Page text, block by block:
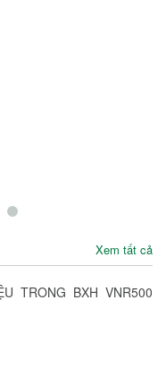
Xem tất cả